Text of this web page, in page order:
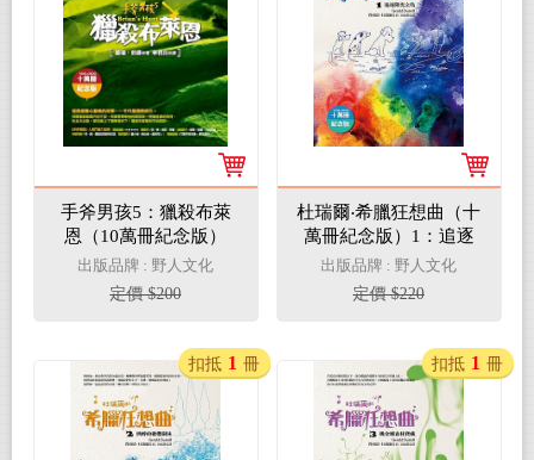
手斧男孩5：獵殺布萊
恩（10萬冊紀念版）
出版品牌 : 野人文化
定價 $200
杜瑞爾‧希臘狂想曲（十
萬冊紀念版）1：追逐
陽光之島
出版品牌 : 野人文化
定價 $220
扣抵 1 冊 扣抵 1 冊